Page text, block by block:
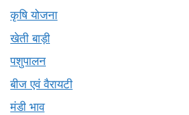
कृषि योजना
खेती बाड़ी
पशुपालन
बीज एवं वैरायटी
मंडी भाव